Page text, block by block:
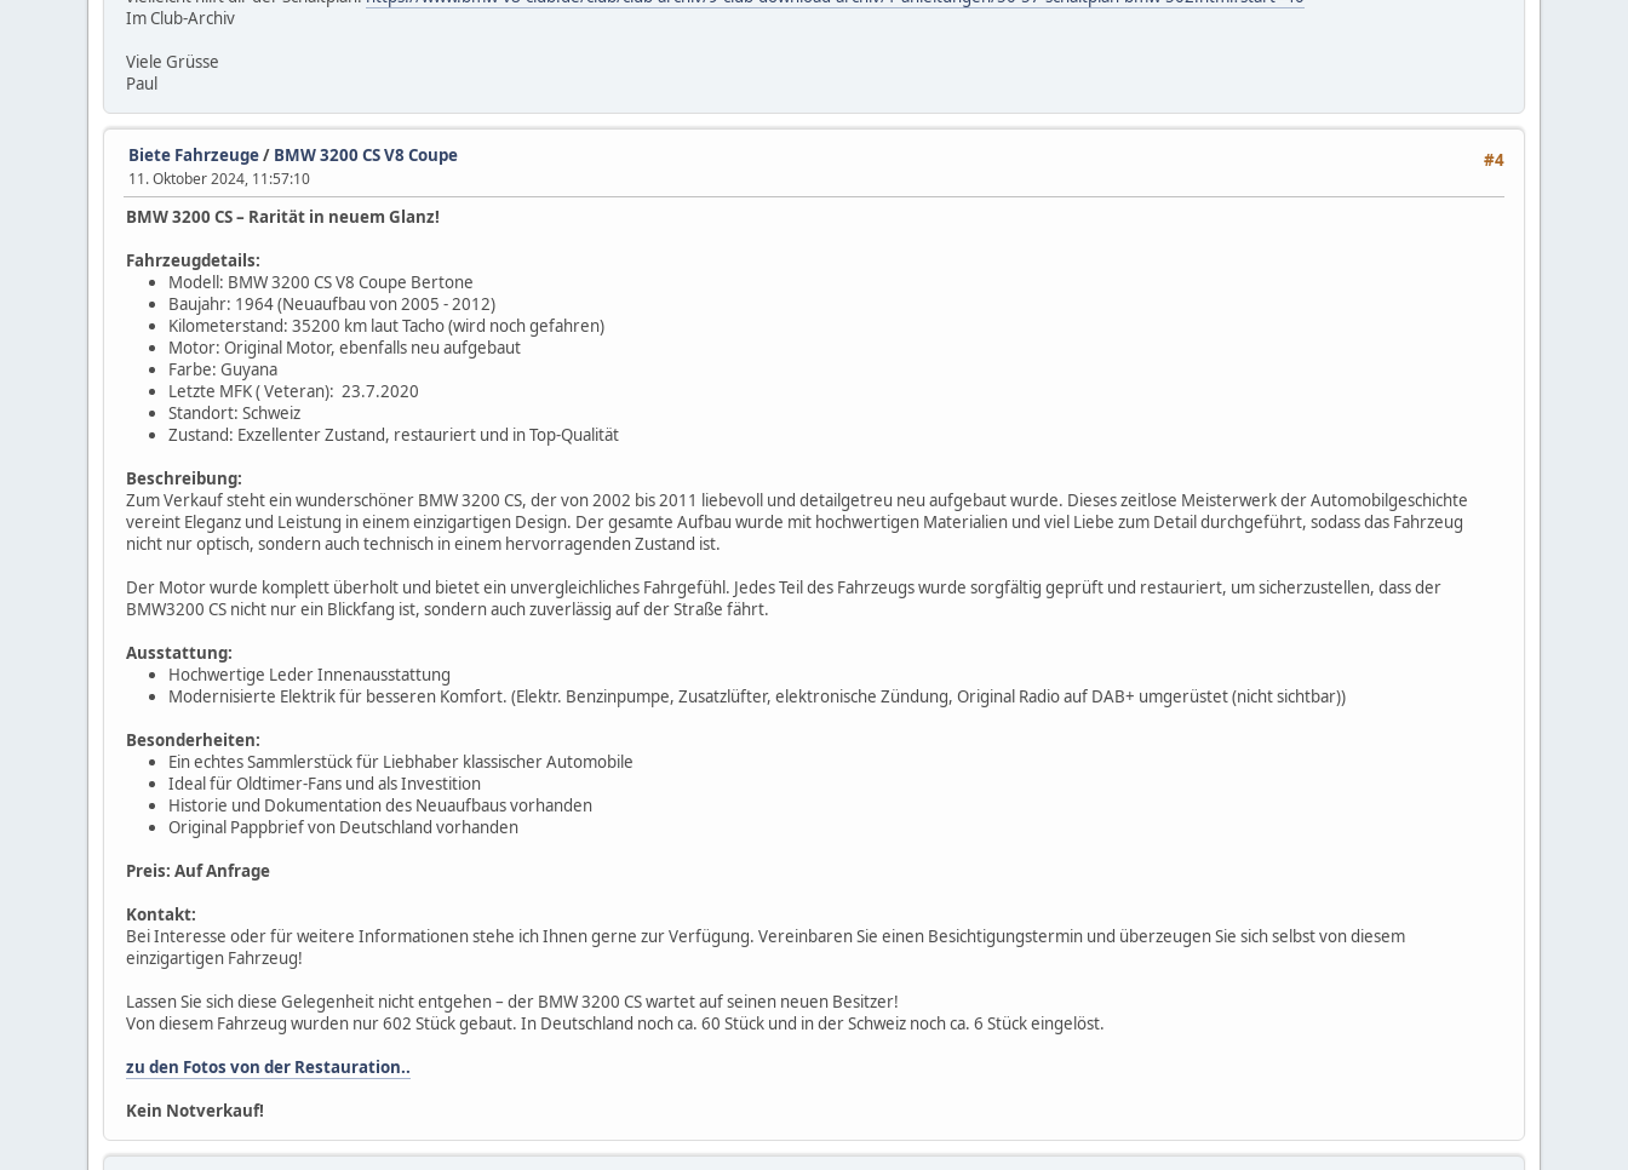
Im Club-Archiv
Viele Grüsse
Paul
#4
Biete Fahrzeuge/ BMW 3200 CS V8 Coupe
11. Oktober 2024, 11:57:10
BMW 3200 CS – Rarität in neuem Glanz!
Fahrzeugdetails:
Modell: BMW 3200 CS V8 Coupe Bertone
Baujahr: 1964 (Neuaufbau von 2005 - 2012)
Kilometerstand: 35200 km laut Tacho (wird noch gefahren)
Motor: Original Motor, ebenfalls neu aufgebaut
Farbe: Guyana
Letzte MFK ( Veteran): 23.7.2020
Standort: Schweiz
Zustand: Exzellenter Zustand, restauriert und in Top-Qualität
Beschreibung:
Zum Verkauf steht ein wunderschöner BMW 3200 CS, der von 2002 bis 2011 liebevoll und detailgetreu neu aufgebaut wurde. Dieses zeitlose Meisterwerk der Automobilgeschichte
vereint Eleganz und Leistung in einem einzigartigen Design. Der gesamte Aufbau wurde mit hochwertigen Materialien und viel Liebe zum Detail durchgeführt, sodass das Fahrzeug
nicht nur optisch, sondern auch technisch in einem hervorragenden Zustand ist.
Der Motor wurde komplett überholt und bietet ein unvergleichliches Fahrgefühl. Jedes Teil des Fahrzeugs wurde sorgfältig geprüft und restauriert, um sicherzustellen, dass der
BMW3200 CS nicht nur ein Blickfang ist, sondern auch zuverlässig auf der Straße fährt.
Ausstattung:
Hochwertige Leder Innenausstattung
Modernisierte Elektrik für besseren Komfort. (Elektr. Benzinpumpe, Zusatzlüfter, elektronische Zündung, Original Radio auf DAB+ umgerüstet (nicht sichtbar))
Besonderheiten:
Ein echtes Sammlerstück für Liebhaber klassischer Automobile
Ideal für Oldtimer-Fans und als Investition
Historie und Dokumentation des Neuaufbaus vorhanden
Original Pappbrief von Deutschland vorhanden
Preis: Auf Anfrage
Kontakt:
Bei Interesse oder für weitere Informationen stehe ich Ihnen gerne zur Verfügung. Vereinbaren Sie einen Besichtigungstermin und überzeugen Sie sich selbst von diesem
einzigartigen Fahrzeug!
Lassen Sie sich diese Gelegenheit nicht entgehen – der BMW 3200 CS wartet auf seinen neuen Besitzer!
Von diesem Fahrzeug wurden nur 602 Stück gebaut. In Deutschland noch ca. 60 Stück und in der Schweiz noch ca. 6 Stück eingelöst.
zu den Fotos von der Restauration..
Kein Notverkauf!